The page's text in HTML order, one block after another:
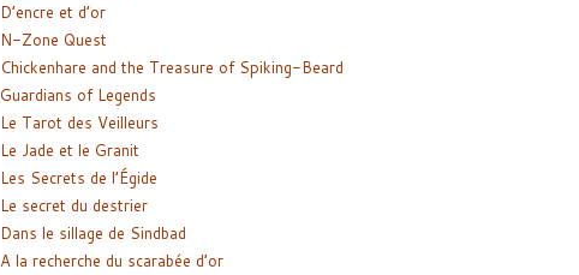
D’encre et d’or
N-Zone Quest
Chickenhare and the Treasure of Spiking-Beard
Guardians of Legends
Le Tarot des Veilleurs
Le Jade et le Granit
Les Secrets de l’Égide
Le secret du destrier
Dans le sillage de Sindbad
A la recherche du scarabée d’or